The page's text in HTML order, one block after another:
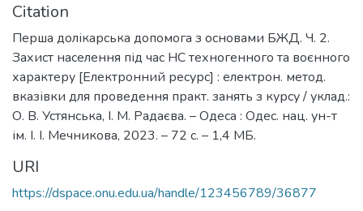
Citation
Перша долікарська допомога з основами БЖД. Ч. 2.
Захист населення під час НС техногенного та воєнного
характеру [Електронний ресурс] : електрон. метод.
вказівки для проведення практ. занять з курсу / уклад.:
О. В. Устянська, І. М. Радаєва. – Одеса : Одес. нац. ун-т
ім. І. І. Мечникова, 2023. – 72 c. – 1,4 МБ.
URI
https://dspace.onu.edu.ua/handle/123456789/36877